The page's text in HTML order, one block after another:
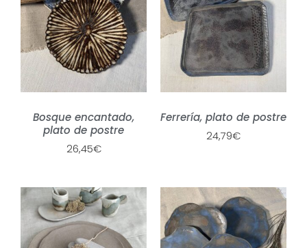
Bosque encantado,
plato de postre
26,45€
Ferrería, plato de postre
24,79€